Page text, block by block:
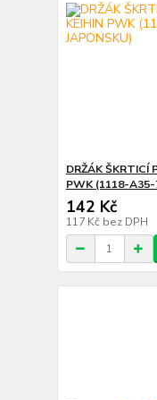
DRŽÁK ŠKRTICÍ
PWK (1118-A35-
142 Kč
117 Kč bez DPH